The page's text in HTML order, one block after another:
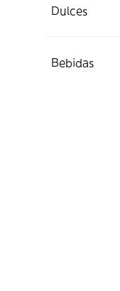
Dulces
Bebidas